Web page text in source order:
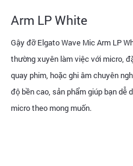
Arm LP White
Gậy đỡ Elgato Wave Mic Arm LP
thường xuyên làm việc với micro,
quay phim, hoặc ghi âm chuyên
độ bền cao, sản phẩm giúp bạn dễ
micro theo mong muốn.